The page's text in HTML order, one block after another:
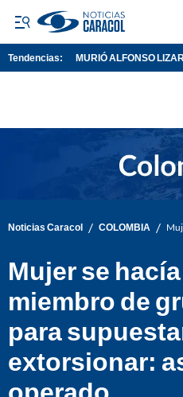
Tendencias: MURIÓ ALFONSO
Noticias Caracol / COLOMBIA /
Mujer se
miembro de
para
extorsionar:
operado